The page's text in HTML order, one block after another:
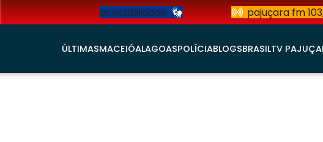
acessibilidade pajuçara fm
ÚLTIMASMACEIÓALAGOASPOLÍCIABLOGSBRASILTV